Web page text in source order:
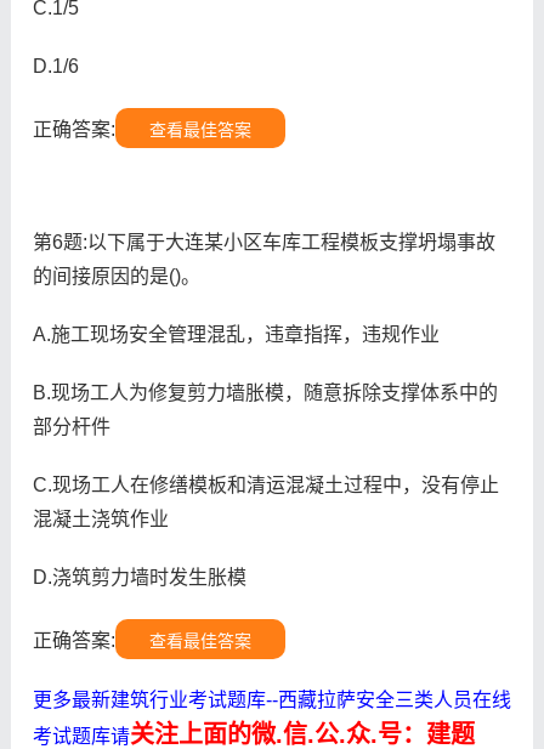
C.1/5
D.1/6
正确答案: 查看最佳答案
第6题:以下属于大连某小区车库工程模板支撑坍塌事故
的间接原因的是()。
A.施工现场安全管理混乱，违章指挥，违规作业
B.现场工人为修复剪力墙胀模，随意拆除支撑体系中的
部分杆件
C.现场工人在修缮模板和清运混凝土过程中，没有停止
混凝土浇筑作业
D.浇筑剪力墙时发生胀模
正确答案: 查看最佳答案
更多最新建筑行业考试题库--西藏拉萨安全三类人员在线
考试题库请关注上面的微.信.公.众.号：建题